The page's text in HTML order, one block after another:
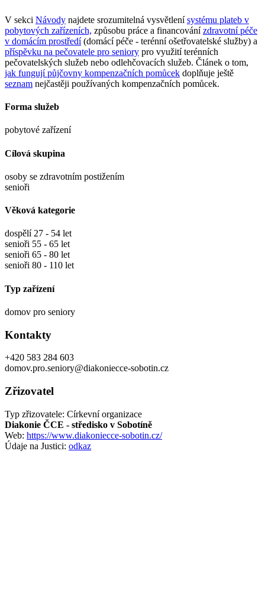
V sekci Návody najdete srozumitelná vysvětlenísystému plateb v
pobytových zařízeních, způsobu práce a financovánízdravotní péče
v domácím prostředí(domácí péče - terénní ošetřovatelské služby) a
příspěvku na pečovatele pro seniory pro využití terénních
pečovatelských služeb nebo odlehčovacích služeb. Článek o tom,
jak fungují půjčovny kompenzačních pomůcek doplňuje ještě
seznam nejčastěji používaných kompenzačních pomůcek.
Forma služeb
pobytové zařízení
Cílová skupina
osoby se zdravotním postižením
senioři
Věková kategorie
dospělí 27 - 54 let
senioři 55 - 65 let
senioři 65 - 80 let
senioři 80 - 110 let
Typ zařízení
domov pro seniory
Kontakty
+420 583 284 603
domov.pro.seniory@diakoniecce-sobotin.cz
Zřizovatel
Typ zřizovatele: Církevní organizace
Diakonie ČCE - středisko v Sobotíně
Web: https://www.diakoniecce-sobotin.cz/
Údaje na Justici: odkaz